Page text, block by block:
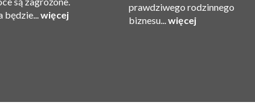
będzie...więcej
prawdziwego rodzinnego
biznesu...więcej